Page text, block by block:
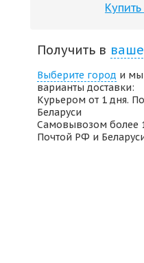
Получить в
Выберите город и
варианты доставки:
Курьером от 1 дня.
Беларуси
Самовывозом более
Почтой РФ и